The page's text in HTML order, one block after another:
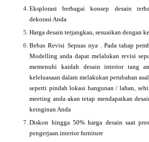
Eksplorasi berbagai konsep desain
dekorasi Anda
Harga desain terjangkau, sesuaikan dengan
Bebas Revisi Sepuas nya . Pada tahap
Modelling anda dapat melalukan revisi
memenuhi kaidah desain interior tang
keleluasaan dalam melakukan perubahan
seperti pindah lokasi bangunan / lahan,
meeting anda akan tetap mendapatkan
keinginan Anda
Diskon hingga 50% harga desain saat
pengerjaan interior furniture